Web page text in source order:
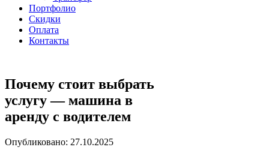
Портфолио
Скидки
Оплата
Контакты
Почему стоит выбрать
услугу — машина в
аренду с водителем
Опубликовано: 27.10.2025